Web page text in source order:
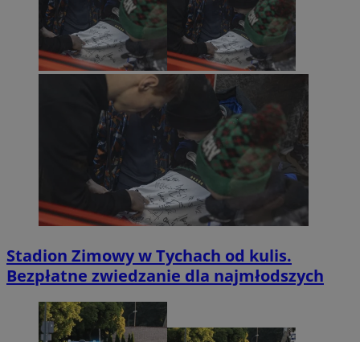
Stadion Zimowy w Tychach od kulis.
Bezpłatne zwiedzanie dla najmłodszych